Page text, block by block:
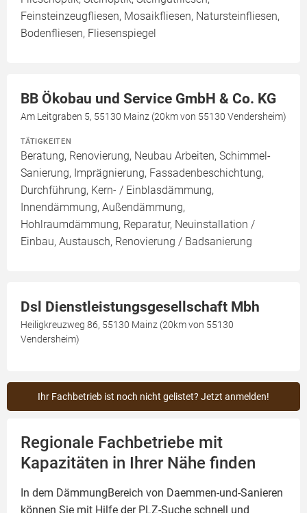
Feinsteinzeugfliesen, Mosaikfliesen, Natursteinfliesen,
Bodenfliesen, Fliesenspiegel
BB Ökobau und Service GmbH & Co. KG
Am Leitgraben 5, 55130 Mainz (20km von 55130 Vendersheim)
TÄTIGKEITEN
Beratung, Renovierung, Neubau Arbeiten, Schimmel-
Sanierung, Imprägnierung, Fassadenbeschichtung,
Durchführung, Kern- / Einblasdämmung,
Innendämmung, Außendämmung,
Hohlraumdämmung, Reparatur, Neuinstallation /
Einbau, Austausch, Renovierung / Badsanierung
Dsl Dienstleistungsgesellschaft Mbh
Heiligkreuzweg 86, 55130 Mainz (20km von 55130
Vendersheim)
Ihr Fachbetrieb ist noch nicht gelistet? Jetzt anmelden!
Regionale Fachbetriebe mit
Kapazitäten in Ihrer Nähe finden
In dem DämmungBereich von Daemmen-und-Sanieren
können Sie mit Hilfe der PLZ-Suche schnell und